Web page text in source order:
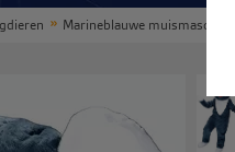
Marineblauwe muismascotte